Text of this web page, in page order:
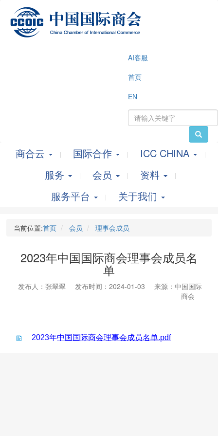
AI客服
首页
EN
商合云 国际合作
ICC CHINA
服务
会员
资料
服务平台
关于我们
当前位置:首页 会员 理事会成员
2023年中国国际商会理事会成员名
单
发布人：张翠翠 发布时间：2024-01-03
来源：中国国际
商会
2023年中国国际商会理事会成员名单.pdf